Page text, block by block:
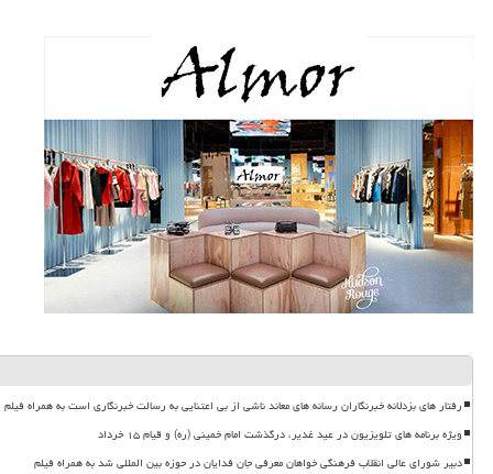
رفتار های بزدلانه خبرنگاران رسانه های معاند ناشی از بی اعتنایی به رسالت خبرنگاری است به همراه فیلم
ویژه برنامه های تلویزیون در عید غدیر، درگذشت امام خمینی (ره) و قیام ۱۵ خرداد
دبیر شورای عالی انقلاب فرهنگی خواهان معرفی جان فدایان در حوزه بین المللی شد به همراه فیلم